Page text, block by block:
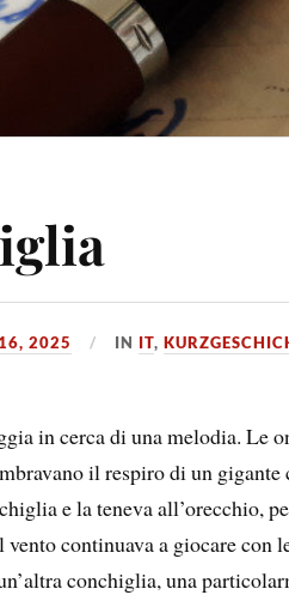
2025 IN IT,
in cerca di una melodia. Le
il respiro di un
e la teneva all’orecchio,
continuava a giocare con
conchiglia, una